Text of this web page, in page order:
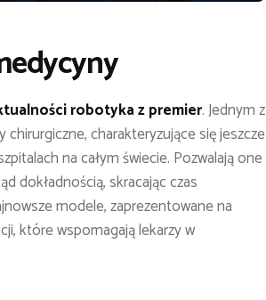
robotyka z premier. Jednym z
charakteryzujące się jeszcze
na całym świecie. Pozwalają one
dokładnością, skracając czas
modele, zaprezentowane na
które wspomagają lekarzy w